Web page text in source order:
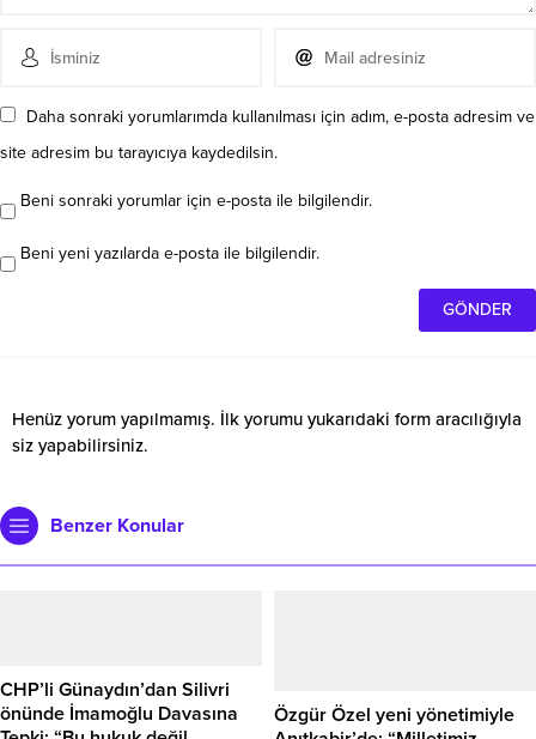
Daha sonraki yorumlarımda kullanılması için adım, e-posta adresim ve
site adresim bu tarayıcıya kaydedilsin.
Beni sonraki yorumlar için e-posta ile bilgilendir.
Beni yeni yazılarda e-posta ile bilgilendir.
Henüz yorum yapılmamış. İlk yorumu yukarıdaki form aracılığıyla
siz yapabilirsiniz.
Benzer Konular
CHP’li Günaydın’dan Silivri
önünde İmamoğlu Davasına
Özgür Özel yeni yönetimiyle